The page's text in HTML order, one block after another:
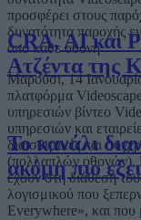
CRA, AI και
Ατζέντα της
Το κανάλι
ακόμη πιο
προσφέρει στους
δυνατότητα παροχής
από κάθε οθόνη
Μαρούσι, 14
πλατφόρμα
υπηρεσιών βίντεο
υπηρεσιών και
διαισθητικές και
(πολλαπλών οθονών).
έχουν στη διάθεσή
λογισμικού που
Everywhere», και που